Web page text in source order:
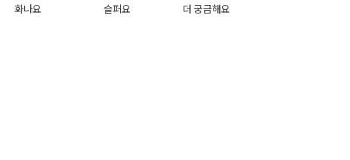
화나요 슬퍼요 더 궁금해요